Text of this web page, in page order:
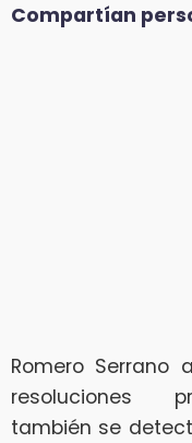
Compartían
Romero
resoluciones
también se